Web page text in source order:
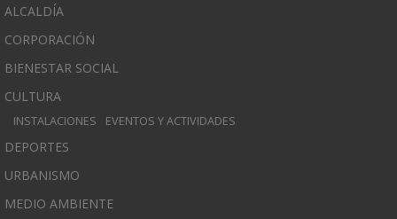
ALCALDÍA
CORPORACIÓN
BIENESTAR SOCIAL
CULTURA
INSTALACIONES EVENTOS Y ACTIVIDADES
DEPORTES
URBANISMO
MEDIO AMBIENTE